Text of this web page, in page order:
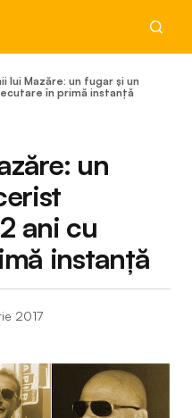
lui Mazăre: un fugar și un
în primă instanță
un
ani cu
instanță
2017